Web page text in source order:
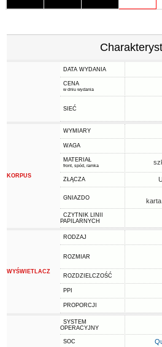
DATA WYDANIA
CENA
w dniu wydania
SIEĆ
KORPUS
WYMIARY
WAGA
MATERIAŁ
front, spód, ramka
ZŁĄCZA
GNIAZDO
CZYTNIK LINII
PAPILARNYCH
WYŚWIETLACZ
RODZAJ
ROZMIAR
ROZDZIELCZOŚĆ
PPI
PROPORCJI
SYSTEM
OPERACYJNY
SOC